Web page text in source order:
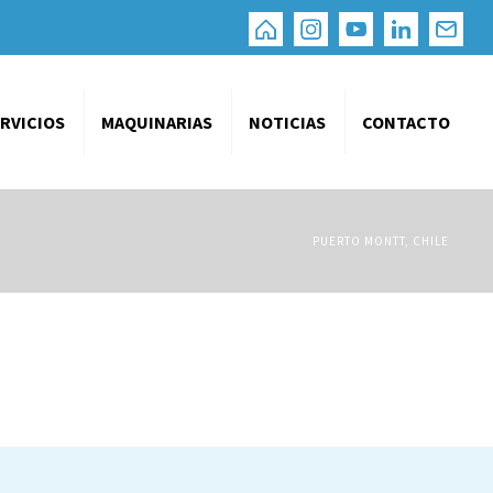
MAQUINARIAS NOTICIAS CONTACTO
PUERTO MONTT, CHILE